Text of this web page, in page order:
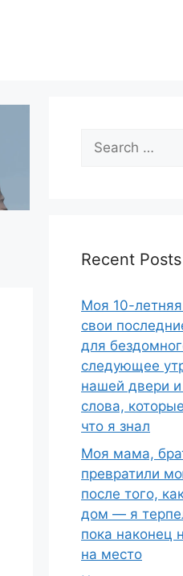
Search
for:
Recent Posts
Моя 10-
свои
для
следующее
нашей двери
слова,
что я знал
Моя мама,
превратили
после того,
дом — я
пока наконец
на место